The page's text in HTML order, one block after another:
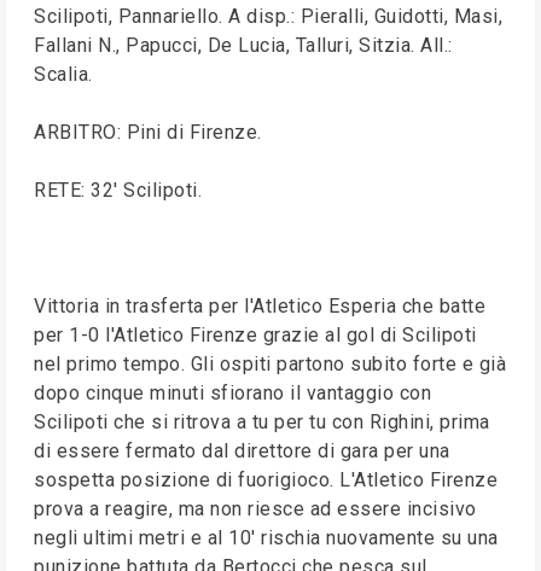
Scilipoti, Pannariello. A disp.: Pieralli, Guidotti, Masi,
Fallani N., Papucci, De Lucia, Talluri, Sitzia. All.:
Scalia.
ARBITRO: Pini di Firenze.
RETE: 32' Scilipoti.
Vittoria in trasferta per l'Atletico Esperia che batte
per 1-0 l'Atletico Firenze grazie al gol di Scilipoti
nel primo tempo. Gli ospiti partono subito forte e già
dopo cinque minuti sfiorano il vantaggio con
Scilipoti che si ritrova a tu per tu con Righini, prima
di essere fermato dal direttore di gara per una
sospetta posizione di fuorigioco. L'Atletico Firenze
prova a reagire, ma non riesce ad essere incisivo
negli ultimi metri e al 10' rischia nuovamente su una